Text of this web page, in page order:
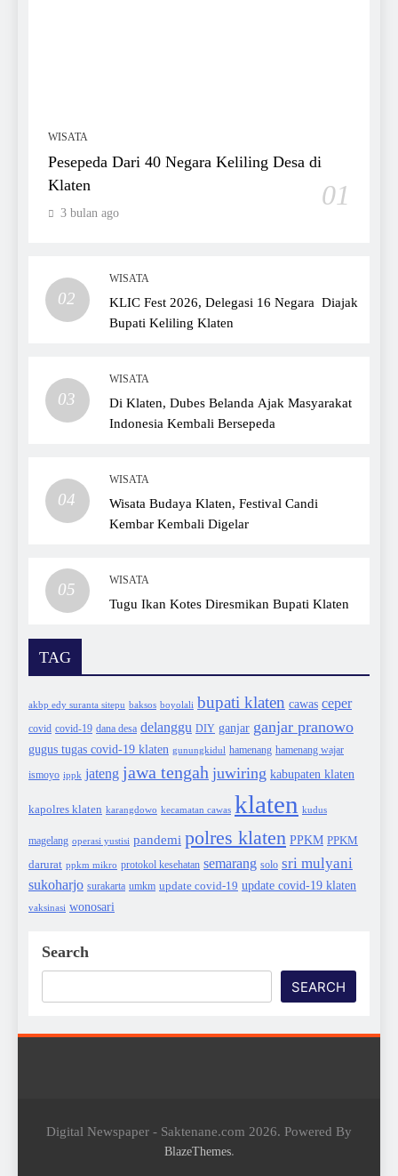
WISATA
Pesepeda Dari 40 Negara Keliling Desa di
Klaten
01
3 bulan ago
02
WISATA
KLIC Fest 2026, Delegasi 16 Negara Diajak
Bupati Keliling Klaten
03
WISATA
Di Klaten, Dubes Belanda Ajak Masyarakat
Indonesia Kembali Bersepeda
04
WISATA
Wisata Budaya Klaten, Festival Candi
Kembar Kembali Digelar
05
WISATA
Tugu Ikan Kotes Diresmikan Bupati Klaten
TAG
akbp edy suranta sitepu baksos boyolali bupati klaten cawas ceper
covid covid-19 dana desa delanggu DIY ganjar ganjar pranowo
gugus tugas covid-19 klaten gunungkidul hamenang hamenang wajar
ismoyo ippk jateng jawa tengah juwiring kabupaten klaten
kapolres klaten karangdowo kecamatan cawas klaten kudus
magelang operasi yustisi pandemi polres klaten PPKM PPKM
darurat ppkm mikro protokol kesehatan semarang solo sri mulyani
sukoharjo surakarta umkm update covid-19 update covid-19 klaten
vaksinasi wonosari
Search
SEARCH
Digital Newspaper - Saktenane.com 2026. Powered By
BlazeThemes.